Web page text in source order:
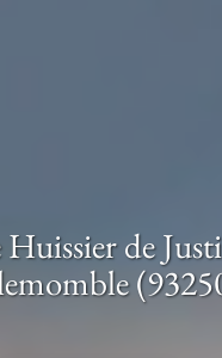
de